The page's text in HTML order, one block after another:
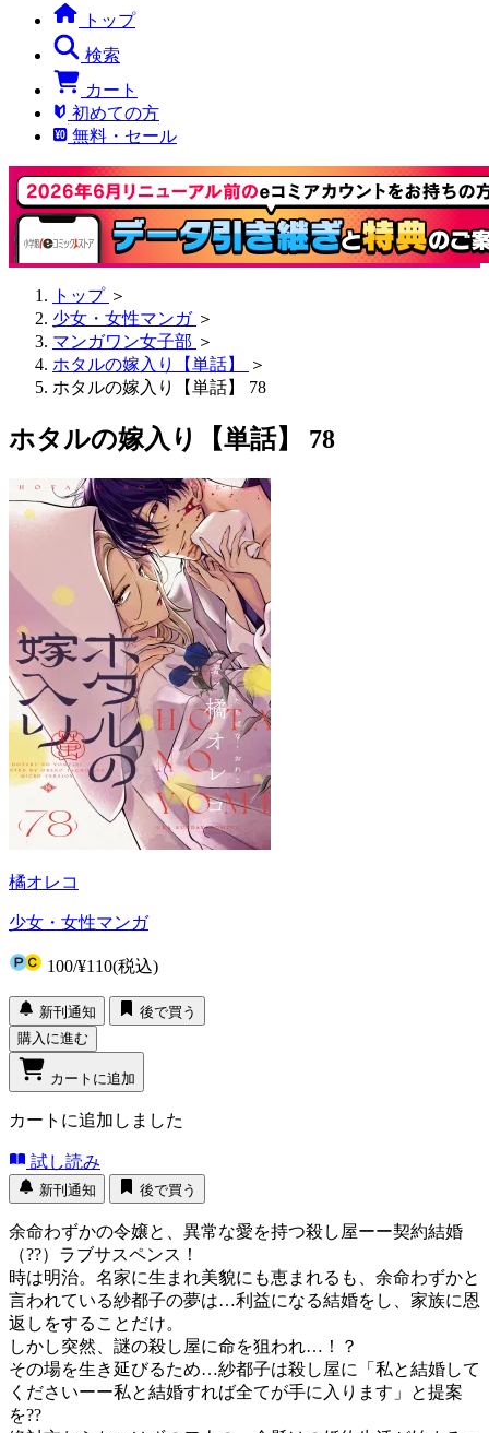
トップ
検索
カート
初めての方
無料・セール
トップ ＞
少女・女性マンガ ＞
マンガワン女子部 ＞
ホタルの嫁入り【単話】
＞
ホタルの嫁入り【単話】 78
ホタルの嫁入り【単話】 78
橘オレコ
少女・女性マンガ
100/¥110(税込)
新刊通知
後で買う
購入に進む
カートに追加
カートに追加しました
試し読み
新刊通知 後で買う
余命わずかの令嬢と、異常な愛を持つ殺し屋ーー契約結婚
（??）ラブサスペンス！
時は明治。名家に生まれ美貌にも恵まれるも、余命わずかと
言われている紗都子の夢は…利益になる結婚をし、家族に恩
返しをすることだけ。
しかし突然、謎の殺し屋に命を狙われ…！？
その場を生き延びるため…紗都子は殺し屋に「私と結婚して
くださいーー私と結婚すれば全てが手に入ります」と提案
を??